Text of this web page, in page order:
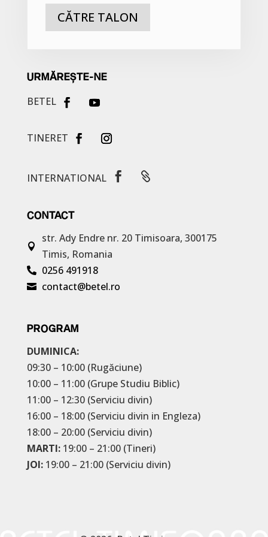
CĂTRE TALON
URMĂREȘTE-NE
BETEL
TINERET
INTERNATIONAL  
CONTACT

str. Ady Endre nr. 20 Timisoara, 300175
Timis, Romania
 0256 491918
 contact@betel.ro
PROGRAM
DUMINICA:
09:30 – 10:00 (Rugăciune)
10:00 – 11:00 (Grupe Studiu Biblic)
11:00 – 12:30 (Serviciu divin)
16:00 – 18:00 (Serviciu divin in Engleza)
18:00 – 20:00 (Serviciu divin)
MARTI: 19:00 – 21:00 (Tineri)
JOI: 19:00 – 21:00 (Serviciu divin)